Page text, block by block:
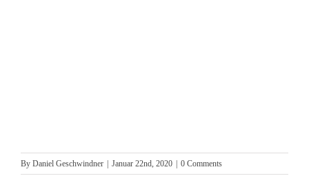
By Daniel Geschwindner Januar 22nd, 2020 0 Comments